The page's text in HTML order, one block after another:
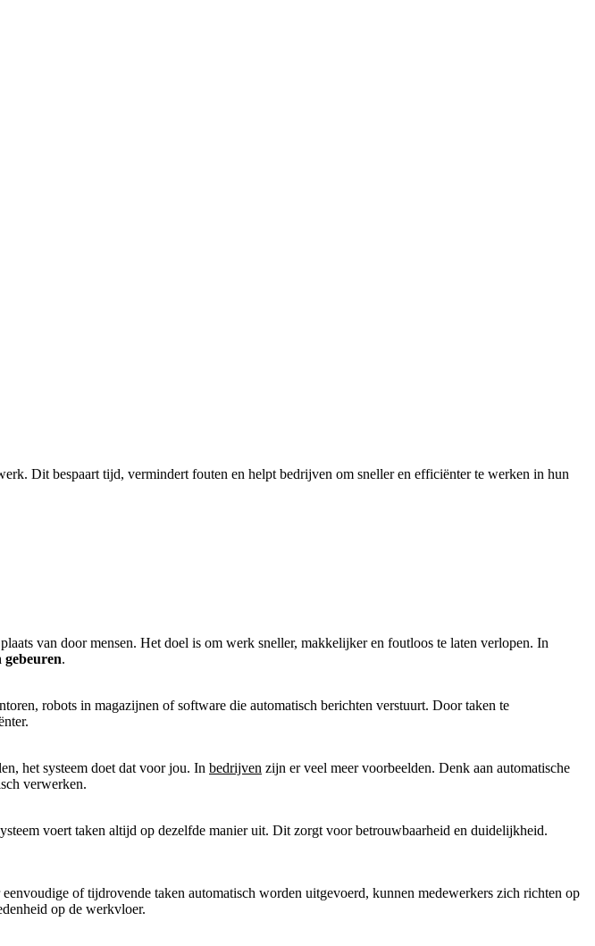
Dit bespaart tijd, vermindert fouten en helpt bedrijven om sneller en efficiënter te werken in hun
van door mensen. Het doel is om werk sneller, makkelijker en foutloos te laten verlopen. In
gebeuren.
robots in magazijnen of software die automatisch berichten verstuurt. Door taken te
het systeem doet dat voor jou. In bedrijven zijn er veel meer voorbeelden. Denk aan automatische
verwerken.
voert taken altijd op dezelfde manier uit. Dit zorgt voor betrouwbaarheid en duidelijkheid.
of tijdrovende taken automatisch worden uitgevoerd, kunnen medewerkers zich richten op
op de werkvloer.